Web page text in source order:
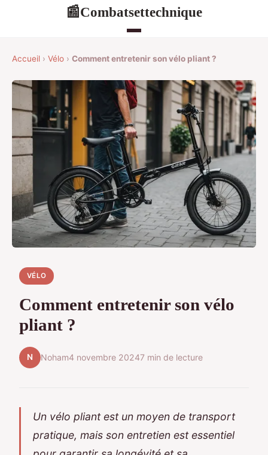
📰Combatsettechnique
Accueil › Vélo › Comment entretenir son vélo pliant ?
VÉLO
Comment entretenir son vélo
pliant ?
N Noham4 novembre 20247 min de lecture
Un vélo pliant est un moyen de transport
pratique, mais son entretien est essentiel